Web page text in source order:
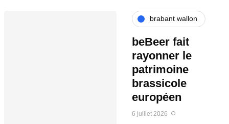
brabant wallon
beBeer fait
rayonner le
patrimoine
brassicole
européen
6 juillet 2026